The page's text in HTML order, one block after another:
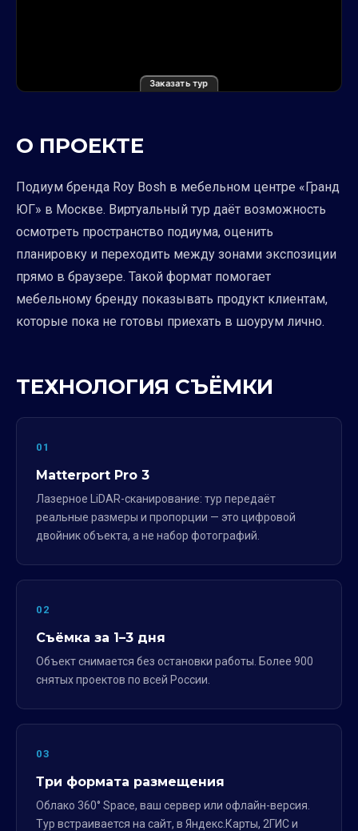
Заказать тур
О ПРОЕКТЕ
Подиум бренда Roy Bosh в мебельном центре «Гранд
ЮГ» в Москве. Виртуальный тур даёт возможность
осмотреть пространство подиума, оценить
планировку и переходить между зонами экспозиции
прямо в браузере. Такой формат помогает
мебельному бренду показывать продукт клиентам,
которые пока не готовы приехать в шоурум лично.
ТЕХНОЛОГИЯ СЪЁМКИ
01
Matterport Pro 3
Лазерное LiDAR-сканирование: тур передаёт
реальные размеры и пропорции — это цифровой
двойник объекта, а не набор фотографий.
02
Съёмка за 1–3 дня
Объект снимается без остановки работы. Более 900
снятых проектов по всей России.
03
Три формата размещения
Облако 360° Space, ваш сервер или офлайн-версия.
Тур встраивается на сайт, в Яндекс.Карты, 2ГИС и